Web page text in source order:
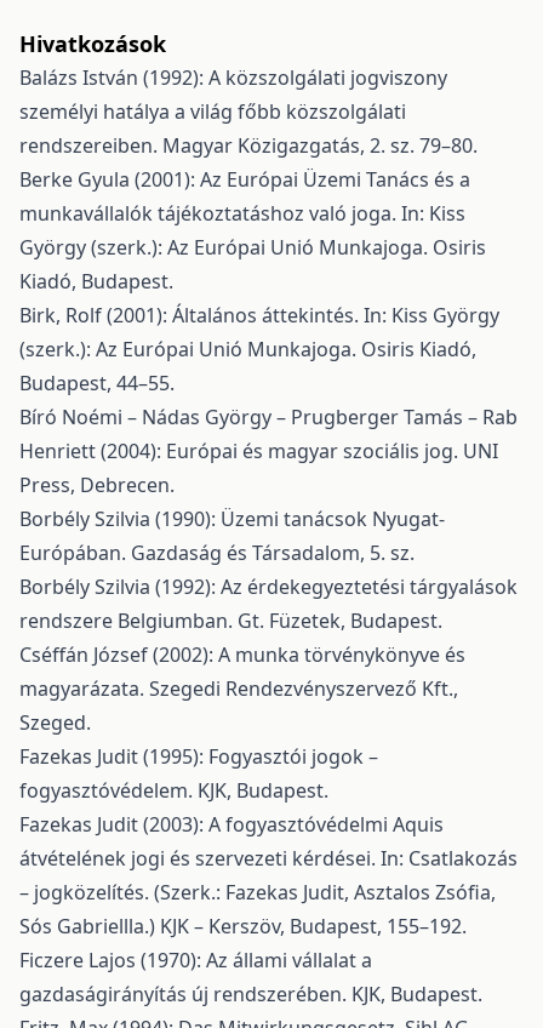
Hivatkozások
Balázs István (1992): A közszolgálati jogviszony
személyi hatálya a világ főbb közszolgálati
rendszereiben. Magyar Közigazgatás, 2. sz. 79–80.
Berke Gyula (2001): Az Európai Üzemi Tanács és a
munkavállalók tájékoztatáshoz való joga. In: Kiss
György (szerk.): Az Európai Unió Munkajoga. Osiris
Kiadó, Budapest.
Birk, Rolf (2001): Általános áttekintés. In: Kiss György
(szerk.): Az Európai Unió Munkajoga. Osiris Kiadó,
Budapest, 44–55.
Bíró Noémi – Nádas György – Prugberger Tamás – Rab
Henriett (2004): Európai és magyar szociális jog. UNI
Press, Debrecen.
Borbély Szilvia (1990): Üzemi tanácsok Nyugat-
Európában. Gazdaság és Társadalom, 5. sz.
Borbély Szilvia (1992): Az érdekegyeztetési tárgyalások
rendszere Belgiumban. Gt. Füzetek, Budapest.
Cséffán József (2002): A munka törvénykönyve és
magyarázata. Szegedi Rendezvényszervező Kft.,
Szeged.
Fazekas Judit (1995): Fogyasztói jogok –
fogyasztóvédelem. KJK, Budapest.
Fazekas Judit (2003): A fogyasztóvédelmi Aquis
átvételének jogi és szervezeti kérdései. In: Csatlakozás
– jogközelítés. (Szerk.: Fazekas Judit, Asztalos Zsófia,
Sós Gabriellla.) KJK – Kerszöv, Budapest, 155–192.
Ficzere Lajos (1970): Az állami vállalat a
gazdaságirányítás új rendszerében. KJK, Budapest.